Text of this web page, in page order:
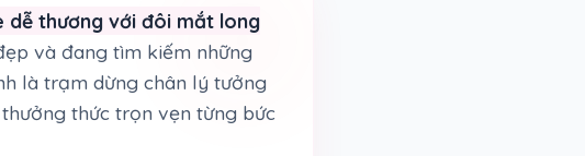
dễ thương với đôi mắt long
và đang tìm kiếm những
là trạm dừng chân lý tưởng
thức trọn vẹn từng bức